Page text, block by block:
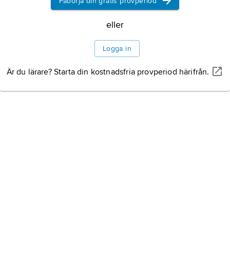
eller
Logga in
Är du lärare? Starta din kostnadsfria provperiod härifrån.